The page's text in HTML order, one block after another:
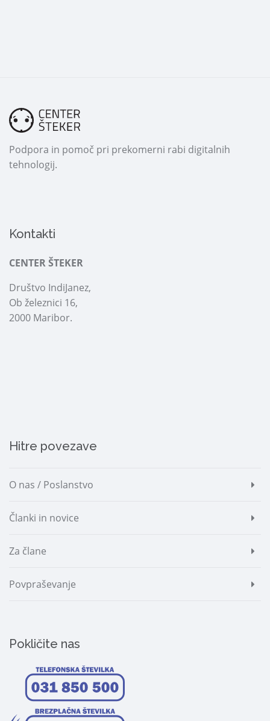
Podpora in pomoč pri prekomerni rabi digitalnih
tehnologij.
Kontakti
CENTER ŠTEKER
Društvo IndiJanez,
Ob železnici 16,
2000 Maribor.
Hitre povezave
O nas / Poslanstvo
Članki in novice
Za člane
Povpraševanje
Pokličite nas